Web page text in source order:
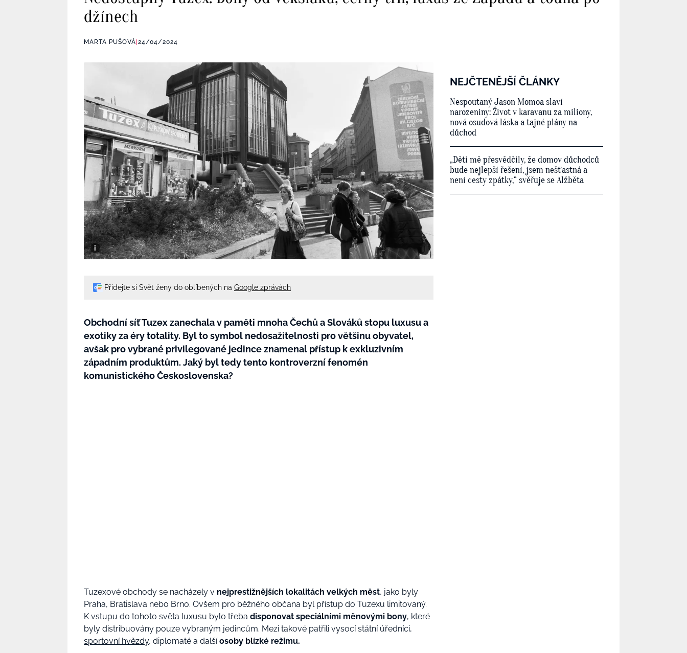
džínech
MARTA PUŠOVÁ 24/04/2024
Přidejte si Svět ženy do oblíbených na Google zprávách
Obchodní síť Tuzex zanechala v paměti mnoha Čechů a Slováků stopu luxusu a
exotiky za éry totality. Byl to symbol nedosažitelnosti pro většinu obyvatel,
avšak pro vybrané privilegované jedince znamenal přístup k exkluzivním
západním produktům. Jaký byl tedy tento kontroverzní fenomén
komunistického Československa?
Tuzexové obchody se nacházely v nejprestižnějších lokalitách velkých měst, jako byly
Praha, Bratislava nebo Brno. Ovšem pro běžného občana byl přístup do Tuzexu limitovaný.
K vstupu do tohoto světa luxusu bylo třeba disponovat speciálními měnovými bony, které
byly distribuovány pouze vybraným jedincům. Mezi takové patřili vysocí státní úředníci,
sportovní hvězdy, diplomaté a dalšíosoby blízké režimu.
NEJČTENĚJŠÍ ČLÁNKY
Nespoutaný Jason Momoa slaví
narozeniny: Život v karavanu za miliony,
nová osudová láska a tajné plány na
důchod
„Děti mě přesvědčily, že domov důchodců
bude nejlepší řešení, jsem nešťastná a
není cesty zpátky,“ svěřuje se Alžběta